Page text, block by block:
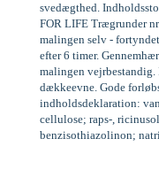
svedægthed.
FOR LIFE Trægrunder
malingen selv -
efter 6 timer.
malingen
dækkeevne. Gode
indholdsdeklaration:
cellulose; raps-,
benzisothiazolinon;